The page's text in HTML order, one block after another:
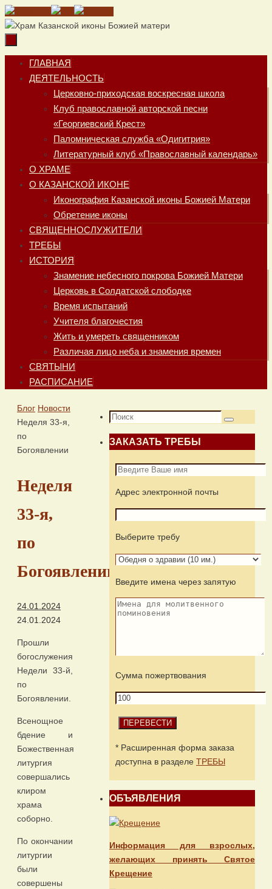
Перейти
к
Перейти
содержимому
ГЛАВНАЯ
ДЕЯТЕЛЬНОСТЬ
Церковно-приходская воскресная школа
Клуб православной авторской песни
«Георгиевский Крест»
Паломническая служба «Одигитрия»
Литературный клуб «Православный календарь»
О ХРАМЕ
О КАЗАНСКОЙ ИКОНЕ
Иконография Казанской иконы Божией Матери
Обретение иконы
СВЯЩЕННОСЛУЖИТЕЛИ
ТРЕБЫ
ИСТОРИЯ
Знамение небесного покрова Божией Матери
Церковь в Солдатской слободке
Время испытаний
Учителя благочестия
Жить и умереть священником
Различая лицо неба и знамения времен
СВЯТЫНИ
РАСПИСАНИЕ
Главная
Блог Новости
Неделя 33-я,
по
Богоявлении
Неделя
33-я,
по
Богоявлении
24.01.2024
24.01.2024
Прошли
богослужения
Недели 33-й,
по
Богоявлении.
Всенощное
бдение и
Божественная
литургия
совершались
клиром
храма
соборно.
По окончании
литургии
были
совершены
Что
Поиск
ЗАКАЗАТЬ ТРЕБЫ
Адрес электронной почты
Выберите требу
Введите имена через запятую
Сумма пожертвования
* Расширенная форма заказа
доступна в разделе ТРЕБЫ
ОБЪЯВЛЕНИЯ
Информация для взрослых,
желающих принять Святое
Крещение